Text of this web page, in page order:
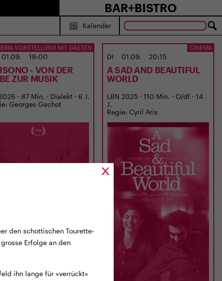
BAR+BISTRO
Kalender
VORSTELLUNG MIT GÄSTEN
01.09. 18:00
- VON DER
ZUR MUSIK
· 87 Min. · Dialekt · 6 J.
Georges Gachot
CINEMA
DI 01.09. 20:15
A SAD AND BEAUTIFUL
WORLD
LBN 2025 · 110 Min. · O/df · 14
J.
Regie: Cyril Aris
den schottischen Tourette-
Erfolge an den
ihn lange für «verrückt»